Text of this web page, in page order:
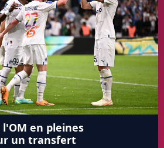
en pleines
un transfert